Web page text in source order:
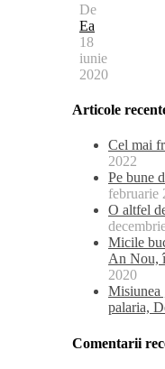
De
Ea
18
iunie
2020
Articole
Cel mai
2022
Pe bune
februarie
O altfel
Micile
An Nou,
2020
Misiunea
palaria,
Comentarii